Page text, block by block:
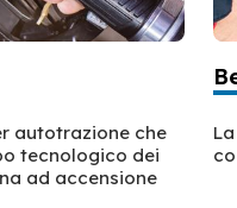
autotrazione che
tecnologico dei
ad accensione